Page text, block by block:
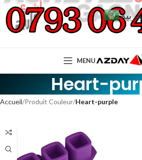
MENU
Heart-
Accueil Produit Couleur Heart-purple